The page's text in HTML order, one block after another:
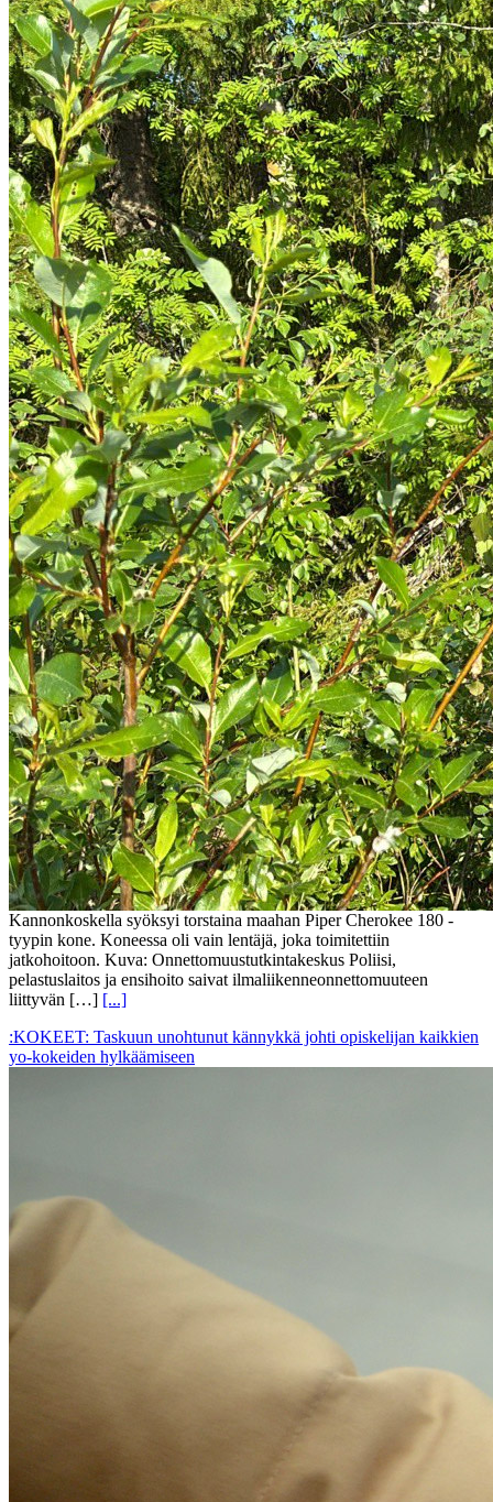
Kannonkoskella syöksyi torstaina maahan Piper Cherokee 180 -
tyypin kone. Koneessa oli vain lentäjä, joka toimitettiin
jatkohoitoon. Kuva: Onnettomuustutkintakeskus Poliisi,
pelastuslaitos ja ensihoito saivat ilmaliikenneonnettomuuteen
liittyvän […] [...]
:KOKEET: Taskuun unohtunut kännykkä johti opiskelijan kaikkien
yo-kokeiden hylkäämiseen